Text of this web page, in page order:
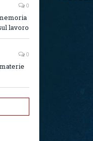
0
lavoro
0